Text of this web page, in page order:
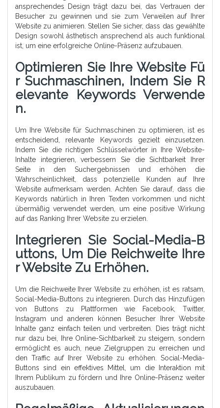
ansprechendes Design trägt dazu bei, das Vertrauen der
Besucher zu gewinnen und sie zum Verweilen auf Ihrer
Website zu animieren. Stellen Sie sicher, dass das gewählte
Design sowohl ästhetisch ansprechend als auch funktional
ist, um eine erfolgreiche Online-Präsenz aufzubauen.
Optimieren Sie Ihre Website Fü
R Suchmaschinen, Indem Sie R
Elevante Keywords Verwende
N.
Um Ihre Website für Suchmaschinen zu optimieren, ist es
entscheidend, relevante Keywords gezielt einzusetzen.
Indem Sie die richtigen Schlüsselwörter in Ihre Website-
Inhalte integrieren, verbessern Sie die Sichtbarkeit Ihrer
Seite in den Suchergebnissen und erhöhen die
Wahrscheinlichkeit, dass potenzielle Kunden auf Ihre
Website aufmerksam werden. Achten Sie darauf, dass die
Keywords natürlich in Ihren Texten vorkommen und nicht
übermäßig verwendet werden, um eine positive Wirkung
auf das Ranking Ihrer Website zu erzielen.
Integrieren Sie Social-Media-B
Uttons, Um Die Reichweite Ihre
R Website Zu Erhöhen.
Um die Reichweite Ihrer Website zu erhöhen, ist es ratsam,
Social-Media-Buttons zu integrieren. Durch das Hinzufügen
von Buttons zu Plattformen wie Facebook, Twitter,
Instagram und anderen können Besucher Ihrer Website
Inhalte ganz einfach teilen und verbreiten. Dies trägt nicht
nur dazu bei, Ihre Online-Sichtbarkeit zu steigern, sondern
ermöglicht es auch, neue Zielgruppen zu erreichen und
den Traffic auf Ihrer Website zu erhöhen. Social-Media-
Buttons sind ein effektives Mittel, um die Interaktion mit
Ihrem Publikum zu fördern und Ihre Online-Präsenz weiter
auszubauen.